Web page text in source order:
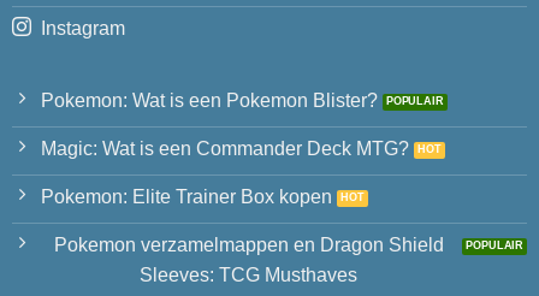
Instagram
Pokemon: Wat is een Pokemon Blister?
Magic: Wat is een Commander Deck MTG?
Pokemon: Elite Trainer Box kopen
Pokemon verzamelmappen en Dragon Shield
Sleeves: TCG Musthaves